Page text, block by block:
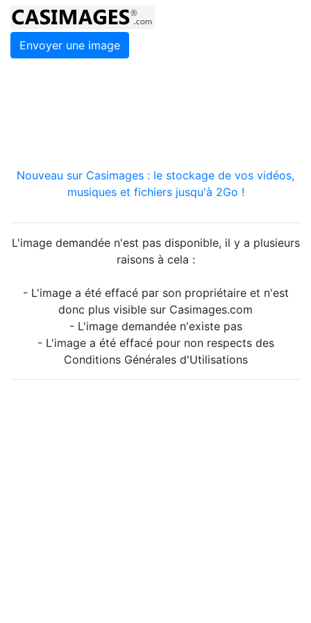
Envoyer une image
Nouveau sur Casimages : le stockage de vos vidéos,
musiques et fichiers jusqu'à 2Go !
L'image demandée n'est pas disponible, il y a plusieurs
raisons à cela :
- L'image a été effacé par son propriétaire et n'est
donc plus visible sur Casimages.com
- L'image demandée n'existe pas
- L'image a été effacé pour non respects des
Conditions Générales d'Utilisations